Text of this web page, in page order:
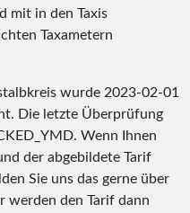
mit in den Taxis
Taxametern
wurde 2023-02-01
Die letzte Überprüfung
. Wenn Ihnen
der abgebildete Tarif
Sie uns das gerne über
werden den Tarif dann